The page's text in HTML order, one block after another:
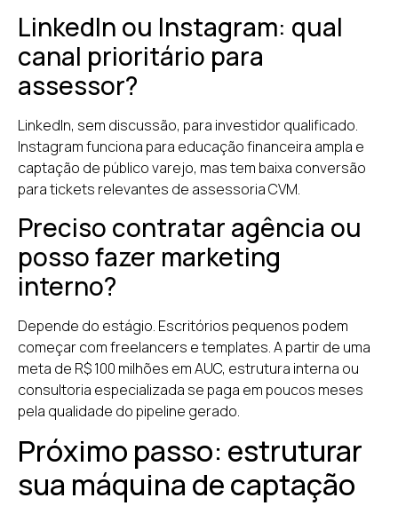
LinkedIn ou Instagram: qual
canal prioritário para
assessor?
LinkedIn, sem discussão, para investidor qualificado.
Instagram funciona para educação financeira ampla e
captação de público varejo, mas tem baixa conversão
para tickets relevantes de assessoria CVM.
Preciso contratar agência ou
posso fazer marketing
interno?
Depende do estágio. Escritórios pequenos podem
começar com freelancers e templates. A partir de uma
meta de R$ 100 milhões em AUC, estrutura interna ou
consultoria especializada se paga em poucos meses
pela qualidade do pipeline gerado.
Próximo passo: estruturar
sua máquina de captação